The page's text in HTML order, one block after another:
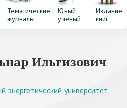
Тематические
журналы
Юный
ученый
Издание
книг
Ильгизович
энергетический университет,